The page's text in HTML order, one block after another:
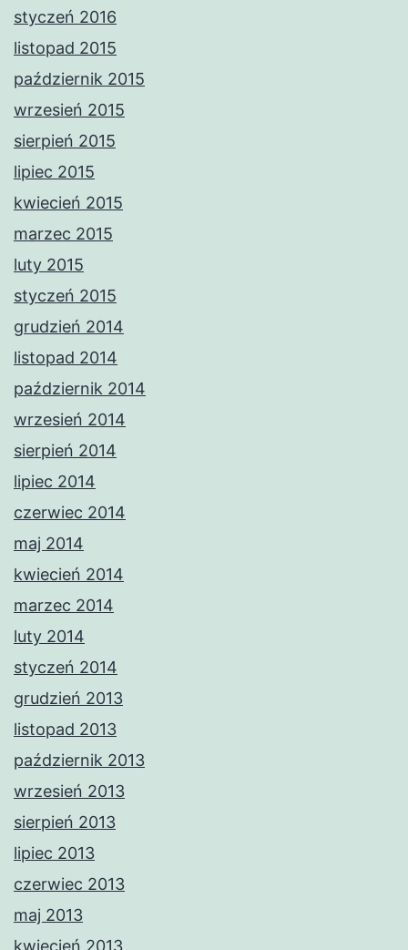
styczeń 2016
listopad 2015
październik 2015
wrzesień 2015
sierpień 2015
lipiec 2015
kwiecień 2015
marzec 2015
luty 2015
styczeń 2015
grudzień 2014
listopad 2014
październik 2014
wrzesień 2014
sierpień 2014
lipiec 2014
czerwiec 2014
maj 2014
kwiecień 2014
marzec 2014
luty 2014
styczeń 2014
grudzień 2013
listopad 2013
październik 2013
wrzesień 2013
sierpień 2013
lipiec 2013
czerwiec 2013
maj 2013
kwiecień 2013